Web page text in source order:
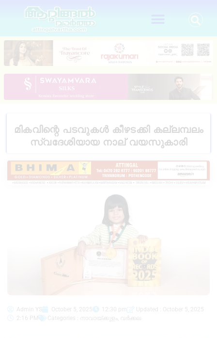
മികവിന്റെ പടവുകൾ കീഴടക്കി കല്ലമ്പലം
സ്വദേശിയായ നാല് വയസുകാരി
Admin YS October 5, 2025 12:30 pm
Updated : October 5, 2025
2:16 PM
Categories : നാവായ്ക്കുളം വർക്കല